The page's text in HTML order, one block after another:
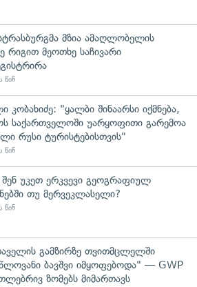
მზია ამაღლობელის
რიგით მეოთხე საჩივარი
წინ
კობახიძე: "ყალბი შინაარსი იქმნება,
საქართველოში უარყოფითი გარემოა
რუსი ტურისტებისთვის"
წინ
შენ უკეთ ერკვევი გეოგრაფიულ
თუ მერვეკლასელი?
წინ
გამზირზე თვითმცლელში
ბავშვი იმყოფებოდა" — GWP
ზომებს მიმართავს